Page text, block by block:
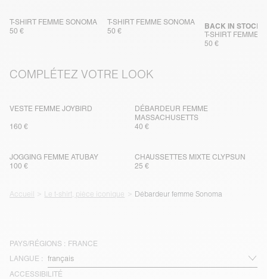
T-SHIRT FEMME SONOMA
50 €
T-SHIRT FEMME SONOMA
50 €
T-SHIRT FEMME
BACK IN STOCK
50 €
COMPLÉTEZ VOTRE LOOK
VESTE FEMME JOYBIRD
160 €
DÉBARDEUR FEMME
MASSACHUSETTS
40 €
JOGGING FEMME ATUBAY
100 €
CHAUSSETTES MIXTE CLYPSUN
25 €
Accueil Le t-shirt, pièce iconique Débardeur femme Sonoma
PAYS/RÉGIONS : FRANCE
LANGUE :
ACCESSIBILITÉ